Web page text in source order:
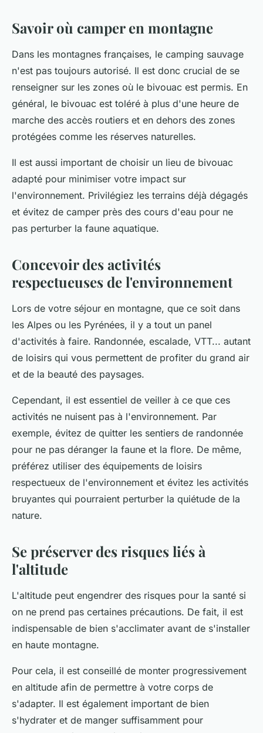
Savoir où camper en montagne
Dans les montagnes françaises, le camping sauvage
n'est pas toujours autorisé. Il est donc crucial de se
renseigner sur les zones où le bivouac est permis. En
général, le bivouac est toléré à plus d'une heure de
marche des accès routiers et en dehors des zones
protégées comme les réserves naturelles.
Il est aussi important de choisir un lieu de bivouac
adapté pour minimiser votre impact sur
l'environnement. Privilégiez les terrains déjà dégagés
et évitez de camper près des cours d'eau pour ne
pas perturber la faune aquatique.
Concevoir des activités
respectueuses de l'environnement
Lors de votre séjour en montagne, que ce soit dans
les Alpes ou les Pyrénées, il y a tout un panel
d'activités à faire. Randonnée, escalade, VTT... autant
de loisirs qui vous permettent de profiter du grand air
et de la beauté des paysages.
Cependant, il est essentiel de veiller à ce que ces
activités ne nuisent pas à l'environnement. Par
exemple, évitez de quitter les sentiers de randonnée
pour ne pas déranger la faune et la flore. De même,
préférez utiliser des équipements de loisirs
respectueux de l'environnement et évitez les activités
bruyantes qui pourraient perturber la quiétude de la
nature.
Se préserver des risques liés à
l'altitude
L'altitude peut engendrer des risques pour la santé si
on ne prend pas certaines précautions. De fait, il est
indispensable de bien s'acclimater avant de s'installer
en haute montagne.
Pour cela, il est conseillé de monter progressivement
en altitude afin de permettre à votre corps de
s'adapter. Il est également important de bien
s'hydrater et de manger suffisamment pour